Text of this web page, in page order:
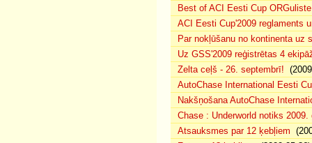
Best of ACI Eesti Cup
ACI Eesti Cup'2009 reglaments
Par nokļūšanu no kontinenta uz
Uz GSS'2009 reģistrētas 4
Zelta ceļš - 26. septembrī!
AutoChase International Eesti
Nakšņošana AutoChase
Chase : Underworld notiks 2009.
Atsauksmes par 12 ķebļiem